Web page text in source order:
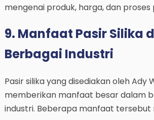
mengenai produk, harga, dan proses
9. Manfaat Pasir Silika
Berbagai Industri
Pasir silika yang disediakan oleh Ady
memberikan manfaat besar dalam
industri. Beberapa manfaat tersebut